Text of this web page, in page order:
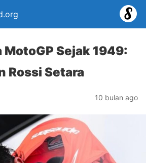
Sejak 1949:
Rossi Setara
10 bulan ago